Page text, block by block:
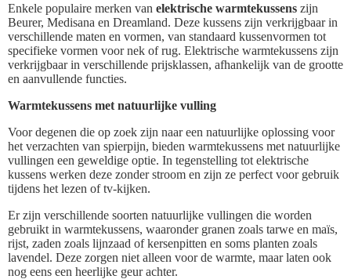
Enkele populaire merken van elektrische warmtekussens zijn
Beurer, Medisana en Dreamland. Deze kussens zijn verkrijgbaar in
verschillende maten en vormen, van standaard kussenvormen tot
specifieke vormen voor nek of rug. Elektrische warmtekussens zijn
verkrijgbaar in verschillende prijsklassen, afhankelijk van de grootte
en aanvullende functies.
Warmtekussens met natuurlijke vulling
Voor degenen die op zoek zijn naar een natuurlijke oplossing voor
het verzachten van spierpijn, bieden warmtekussens met natuurlijke
vullingen een geweldige optie. In tegenstelling tot elektrische
kussens werken deze zonder stroom en zijn ze perfect voor gebruik
tijdens het lezen of tv-kijken.
Er zijn verschillende soorten natuurlijke vullingen die worden
gebruikt in warmtekussens, waaronder granen zoals tarwe en maïs,
rijst, zaden zoals lijnzaad of kersenpitten en soms planten zoals
lavendel. Deze zorgen niet alleen voor de warmte, maar laten ook
nog eens een heerlijke geur achter.